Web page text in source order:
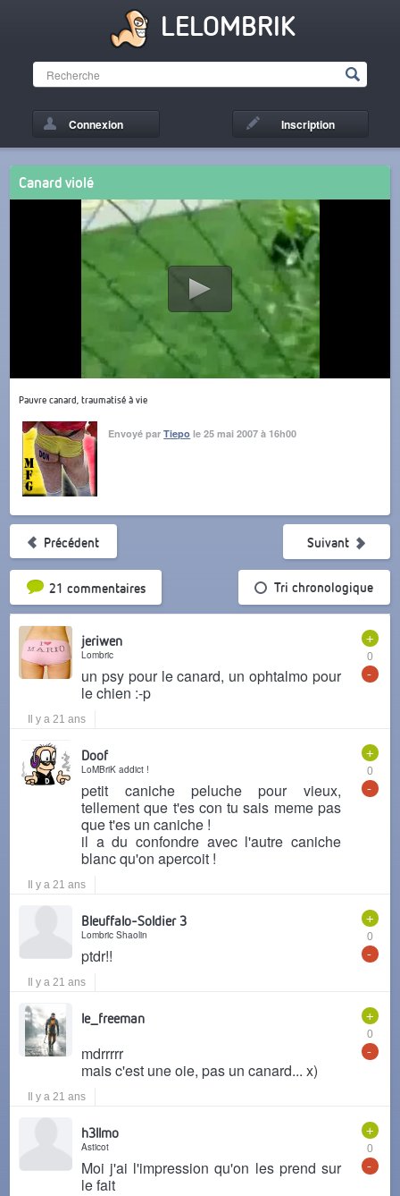
LELOMBRIK
Connexion Inscription
Canard violé
Pauvre canard, traumatisé à vie
Envoyé parTiepo le 25 mai 2007 à 16h00
Précédent
21 commentairesTri par popularité Tri chronologique
Suivant
+
0
-
jeriwen
Lombric
un psy pour le canard, un ophtalmo pour
le chien :-p
Il y a 21 ans
+
0
-
Doof
LoMBriK addict !
petit caniche peluche pour vieux,
tellement que t'es con tu sais meme pas
que t'es un caniche !
il a du confondre avec l'autre caniche
blanc qu'on apercoit !
Il y a 21 ans
+
0
-
Bleuffalo-Soldier 3
Lombric Shaolin
ptdr!!
Il y a 21 ans
+
0
-
le_freeman
mdrrrrr
mais c'est une oie, pas un canard... x)
Il y a 21 ans
+
0
-
h3llmo
Asticot
Moi j'ai l'impression qu'on les prend sur
le fait